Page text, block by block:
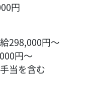
円
298,000円～
円～
当を含む